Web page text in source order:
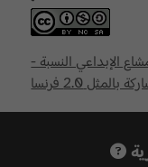
الإبداعي النسبة -
بالمثل 2.0 فرنسا